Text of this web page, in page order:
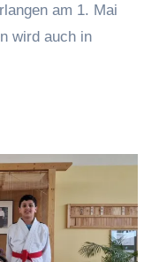
am 1. Mai
wird auch in